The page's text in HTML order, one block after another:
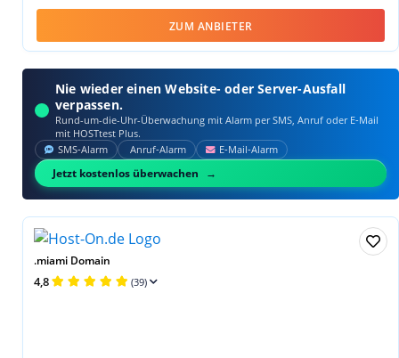
ZUM ANBIETER
Nie wieder einen Website- oder Server-Ausfall
verpassen.
Rund-um-die-Uhr-Überwachung mit Alarm per SMS, Anruf oder E‑Mail
mit HOSTtest Plus.
SMS‑Alarm Anruf‑Alarm E‑Mail‑Alarm
Jetzt kostenlos überwachen
.miami Domain
4,8 (39)